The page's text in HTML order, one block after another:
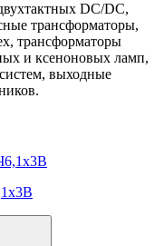
DC/DC,
трансформаторы,
трансформаторы
и ксеноновых ламп,
выходные